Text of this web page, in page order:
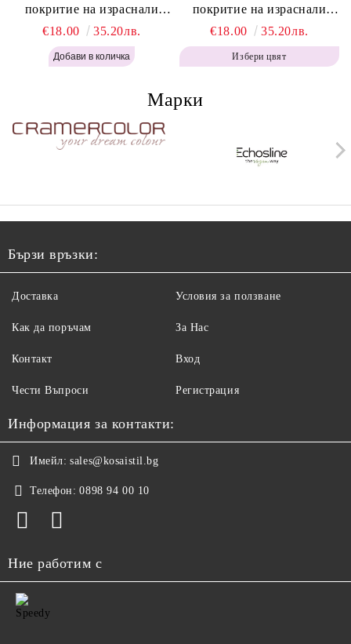
покритие на израснали
корени Топло Кафяво -
Labor Pro Instant Retouch
Powder - Warm Brown H643
€18.00 35.20лв.
покритие на израснали
корени Кафяво - Labor Pro
Instant Retouch Powder -
Brown H642
€18.00 35.20лв.
Избери цвят
Марки
Бързи връзки:
Доставка
Как да поръчам
Контакт
Чести Въпроси
Условия за ползване
За Нас
Вход
Регистрация
Информация за контакти:
Имейл: sales@kosaistil.bg
Телефон: 0898 94 00 10
Ние работим с